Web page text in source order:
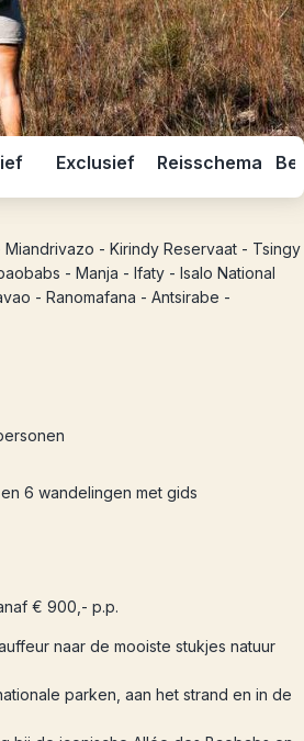
Exclusief Reisschema
- Kirindy Reservaat - Tsingy
- Manja - Ifaty - Isalo National
- Ranomafana - Antsirabe -
6 wandelingen met gids
€ 900,- p.p.
naar de mooiste stukjes natuur
parken, aan het strand en in de